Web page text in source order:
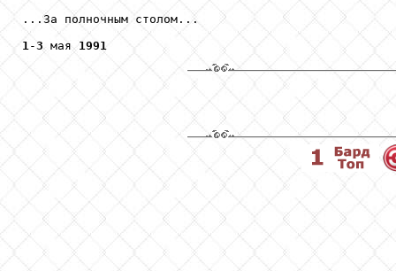
...За полночным столом...
1 -3 мая 1991